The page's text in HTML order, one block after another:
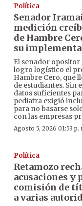
Política
Senador
medición
de Hambre
su
El senador
logro logístico el
Hambre Cero, que
de estudiantes. Sin
datos suficientes
pediatra exigió
para no basarse
con las empresas
Agosto 5, 2026 01:53 p.
Política
Retamozo
acusaciones y
comisión de
a varias